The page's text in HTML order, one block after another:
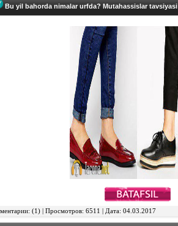
Bu yil bahorda nimalar urfda? Mutahassislar tavsiyasi
(1) | Просмотров: 6511 | Дата: 04.03.2017